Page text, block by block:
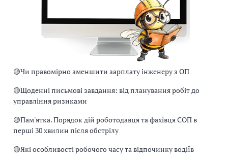
🟡Чи правомірно зменшити зарплату інженеру з ОП
🟡Щоденні письмові завдання: від планування робіт до
управління ризиками
🟡Пам'ятка. Порядок дій роботодавця та фахівця СОП в
перші 30 хвилин після обстрілу
🟡Які особливості робочого часу та відпочинку водіїв